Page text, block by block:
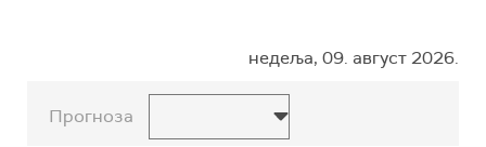
недеља, 09. август 2026.
Прогноза